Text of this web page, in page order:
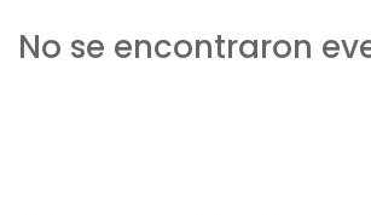
No se encontraron